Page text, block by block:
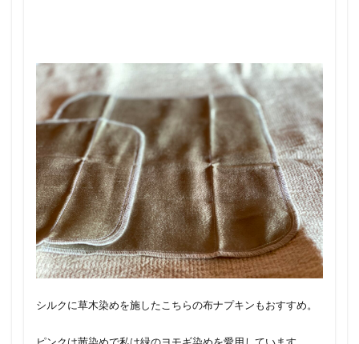
シルクに草木染めを施したこちらの布ナプキンもおすすめ。